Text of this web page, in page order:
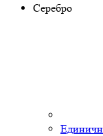
Серебро